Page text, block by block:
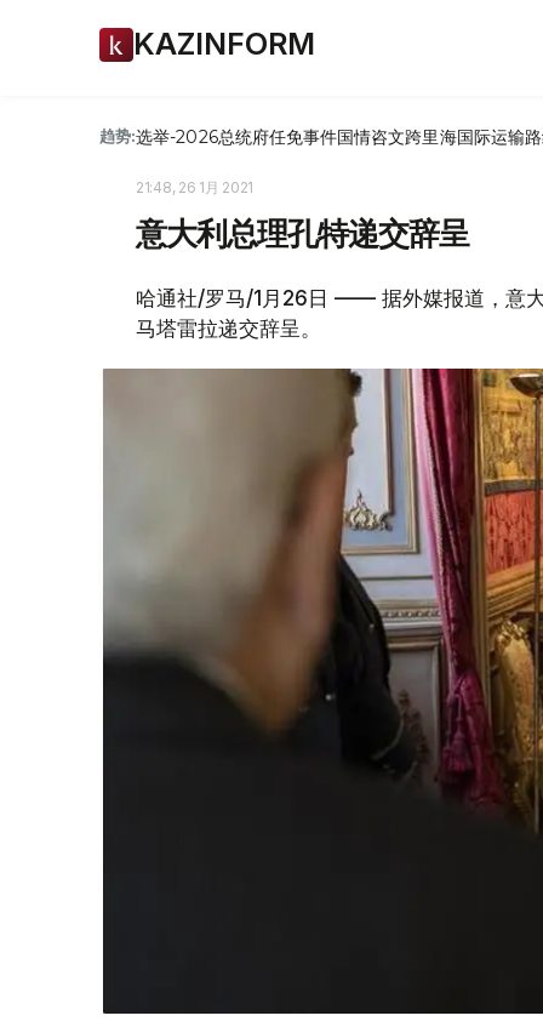
KAZINFORM
趋势:选举-2026总统府任免事件国情咨文跨里海国际运输
21:48, 26 1月 2021
意大利总理孔特递交辞呈
哈通社/罗马/1月26日 —— 据外媒报道，意
马塔雷拉递交辞呈。